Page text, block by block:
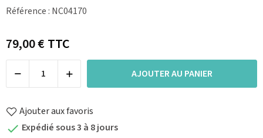
Référence : NC04170
79,00 €TTC
AJOUTER AU PANIER
Ajouter aux favoris
 Expédié sous 3 à 8 jours